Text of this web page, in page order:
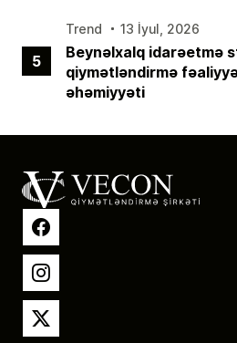
5
Trend 13 İyul, 2026
Beynəlxalq idarəetmə
qiymətləndirmə
əhəmiyyəti
Facebook
Instagram